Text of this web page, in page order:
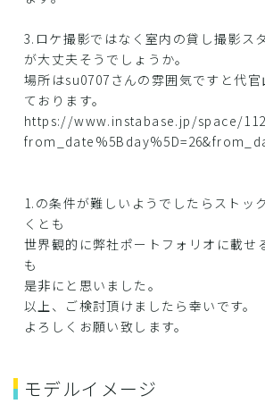
3.ロケ撮影ではなく室内の貸し撮影ス
が大丈夫そうでしょうか。
場所はsu0707さんの雰囲気ですと代官
ております。
https://www.instabase.jp/space/
1.の条件が難しいようでしたらストッ
くとも
世界観的に弊社ポートフォリオに載せ
も
是非にと思いました。
以上、ご検討頂けましたら幸いです。
よろしくお願い致します。
モデルイメージ